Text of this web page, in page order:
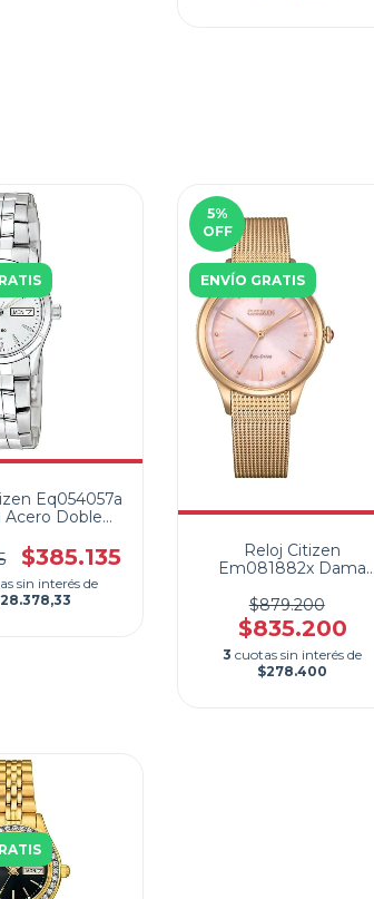
Eq054057a
Acero Doble
$385.135
sin interés de
5%
OFF
ENVÍO GRATIS
Reloj Citizen
Em081882x Dama
$879.200
$835.200
3 cuotas sin interés de
$278.400